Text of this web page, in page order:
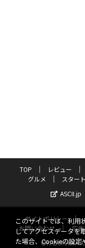
TOP レビュー
グルメ
スター
ASCII.jp
サイトポリシー
お問い合わせ
広
©KADOKAWA
このサイトでは、利用
してアクセスデータを
た場合、Cookieの設定